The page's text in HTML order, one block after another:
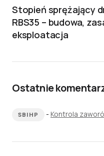
Stopień sprężający
RBS35 – budowa,
eksploatacja
Ostatnie
SBIHP - Kontrola